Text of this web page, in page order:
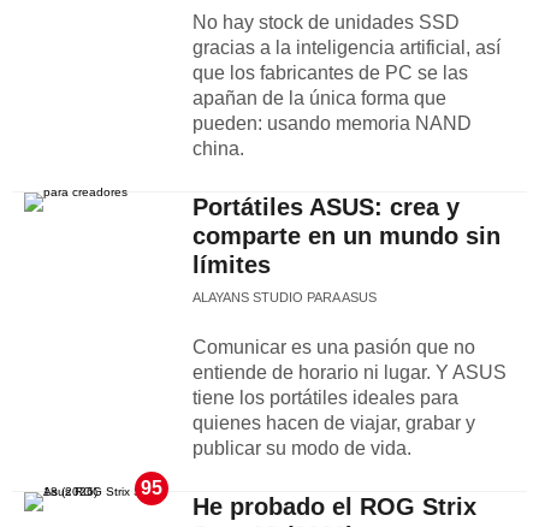
No hay stock de unidades SSD
gracias a la inteligencia artificial, así
que los fabricantes de PC se las
apañan de la única forma que
pueden: usando memoria NAND
china.
Portátiles ASUS: crea y
comparte en un mundo sin
límites
ALAYANS STUDIO PARA ASUS
Comunicar es una pasión que no
entiende de horario ni lugar. Y ASUS
tiene los portátiles ideales para
quienes hacen de viajar, grabar y
publicar su modo de vida.
95
He probado el ROG Strix